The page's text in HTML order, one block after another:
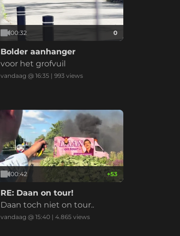
00:32 0
Bolder aanhanger
voor het grofvuil
vandaag @ 16:35 |993 views
00:42 +53
RE: Daan on tour!
Daan toch niet on tour..
vandaag @ 15:40 |4.865 views